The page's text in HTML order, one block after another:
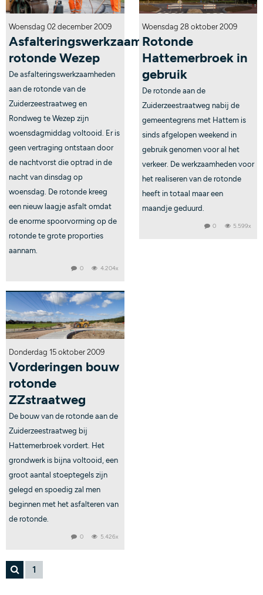
Woensdag 02 december 2009
Asfalteringswerkzaamheden
rotonde Wezep
De asfalteringswerkzaamheden
aan de rotonde van de
Zuiderzeestraatweg en
Rondweg te Wezep zijn
woensdagmiddag voltooid. Er is
geen vertraging ontstaan door
de nachtvorst die optrad in de
nacht van dinsdag op
woensdag. De rotonde kreeg
een nieuw laagje asfalt omdat
de enorme spoorvorming op de
rotonde te grote proporties
aannam.
0 4.204x
Woensdag 28 oktober 2009
Rotonde
Hattemerbroek in
gebruik
De rotonde aan de
Zuiderzeestraatweg nabij de
gemeentegrens met Hattem is
sinds afgelopen weekend in
gebruik genomen voor al het
verkeer. De werkzaamheden voor
het realiseren van de rotonde
heeft in totaal maar een
maandje geduurd.
0 5.599x
Donderdag 15 oktober 2009
Vorderingen bouw
rotonde
ZZstraatweg
De bouw van de rotonde aan de
Zuiderzeestraatweg bij
Hattemerbroek vordert. Het
grondwerk is bijna voltooid, een
groot aantal stoeptegels zijn
gelegd en spoedig zal men
beginnen met het asfalteren van
de rotonde.
0 5.426x
1